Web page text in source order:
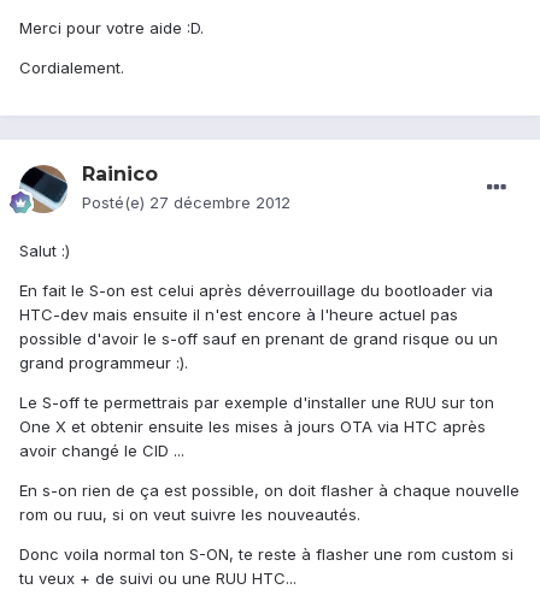
Merci pour votre aide :D.
Cordialement.
Rainico
Posté(e) 27 décembre 2012
Salut :)
En fait le S-on est celui après déverrouillage du bootloader via
HTC-dev mais ensuite il n'est encore à l'heure actuel pas
possible d'avoir le s-off sauf en prenant de grand risque ou un
grand programmeur :).
Le S-off te permettrais par exemple d'installer une RUU sur ton
One X et obtenir ensuite les mises à jours OTA via HTC après
avoir changé le CID ...
En s-on rien de ça est possible, on doit flasher à chaque nouvelle
rom ou ruu, si on veut suivre les nouveautés.
Donc voila normal ton S-ON, te reste à flasher une rom custom si
tu veux + de suivi ou une RUU HTC...